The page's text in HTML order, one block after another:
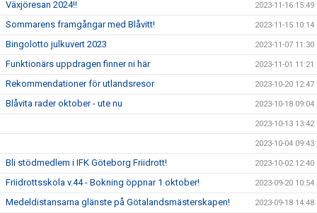
Växjöresan 2024!! 2023-11-16 15:49
Sommarens framgångar med Blåvitt! 2023-11-15 10:14
Bingolotto julkuvert 2023 2023-11-07 11:30
Funktionärs uppdragen finner ni här 2023-11-01 11:21
Rekommendationer för utlandsresor 2023-10-20 12:47
Blåvita rader oktober - ute nu 2023-10-18 09:04
2023-10-13 13:42
2023-10-04 09:43
Bli stödmedlem i IFK Göteborg Friidrott! 2023-10-02 12:40
Friidrottsskola v.44 - Bokning öppnar 1 oktober! 2023-09-20 10:54
Medeldistansarna glänste på Götalandsmästerskapen! 2023-09-18 14:48